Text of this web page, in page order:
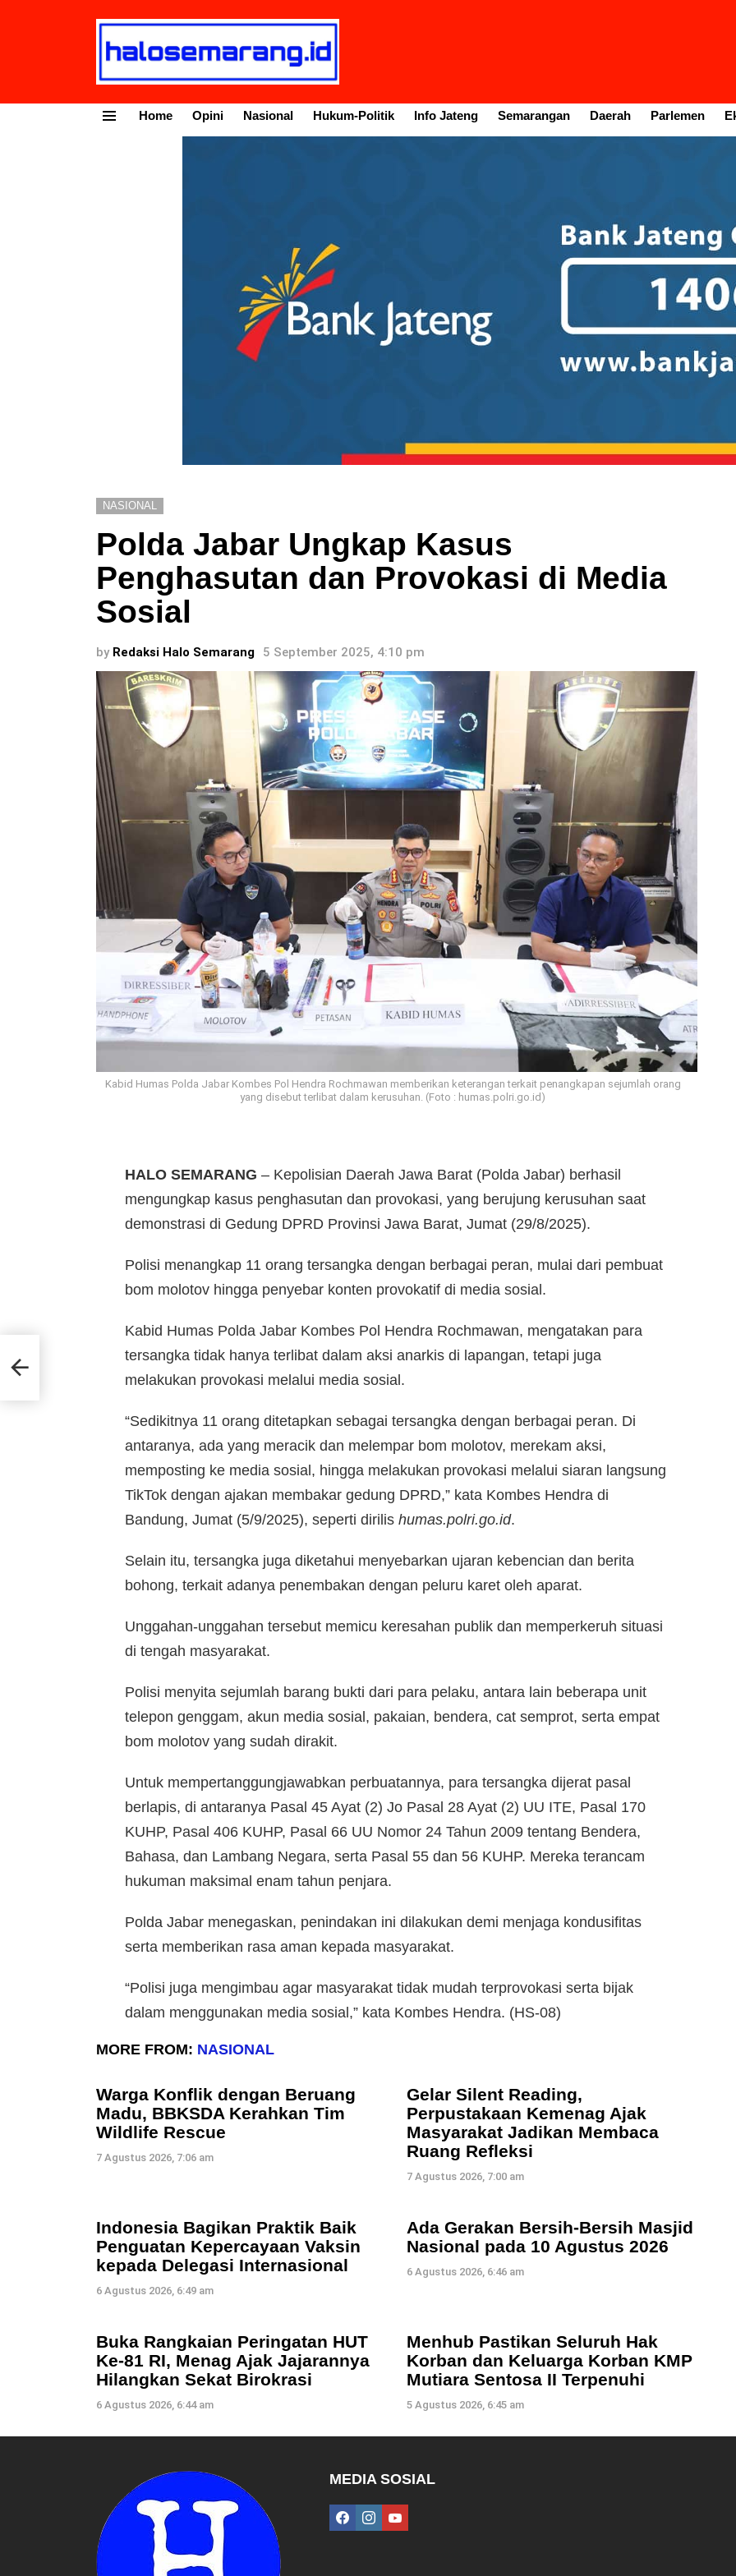
Home Opini Nasional Hukum-Politik Info Jateng Semarangan Daerah Parlemen
NASIONAL
Polda Jabar Ungkap Kasus
Penghasutan dan Provokasi di Media
Sosial
by Redaksi Halo Semarang 5 September 2025, 4:10 pm
Kabid Humas Polda Jabar Kombes Pol Hendra Rochmawan memberikan keterangan terkait penangkapan sejumlah orang
yang disebut terlibat dalam kerusuhan. (Foto : humas.polri.go.id)
HALO SEMARANG – Kepolisian Daerah Jawa Barat (Polda Jabar) berhasil
mengungkap kasus penghasutan dan provokasi, yang berujung kerusuhan saat
demonstrasi di Gedung DPRD Provinsi Jawa Barat, Jumat (29/8/2025).
Polisi menangkap 11 orang tersangka dengan berbagai peran, mulai dari pembuat
bom molotov hingga penyebar konten provokatif di media sosial.
Kabid Humas Polda Jabar Kombes Pol Hendra Rochmawan, mengatakan para
tersangka tidak hanya terlibat dalam aksi anarkis di lapangan, tetapi juga
melakukan provokasi melalui media sosial.
“Sedikitnya 11 orang ditetapkan sebagai tersangka dengan berbagai peran. Di
antaranya, ada yang meracik dan melempar bom molotov, merekam aksi,
memposting ke media sosial, hingga melakukan provokasi melalui siaran langsung
TikTok dengan ajakan membakar gedung DPRD,” kata Kombes Hendra di
Bandung, Jumat (5/9/2025), seperti dirilis humas.polri.go.id.
Selain itu, tersangka juga diketahui menyebarkan ujaran kebencian dan berita
bohong, terkait adanya penembakan dengan peluru karet oleh aparat.
Unggahan-unggahan tersebut memicu keresahan publik dan memperkeruh situasi
di tengah masyarakat.
Polisi menyita sejumlah barang bukti dari para pelaku, antara lain beberapa unit
telepon genggam, akun media sosial, pakaian, bendera, cat semprot, serta empat
bom molotov yang sudah dirakit.
Untuk mempertanggungjawabkan perbuatannya, para tersangka dijerat pasal
berlapis, di antaranya Pasal 45 Ayat (2) Jo Pasal 28 Ayat (2) UU ITE, Pasal 170
KUHP, Pasal 406 KUHP, Pasal 66 UU Nomor 24 Tahun 2009 tentang Bendera,
Bahasa, dan Lambang Negara, serta Pasal 55 dan 56 KUHP. Mereka terancam
hukuman maksimal enam tahun penjara.
Polda Jabar menegaskan, penindakan ini dilakukan demi menjaga kondusifitas
serta memberikan rasa aman kepada masyarakat.
“Polisi juga mengimbau agar masyarakat tidak mudah terprovokasi serta bijak
dalam menggunakan media sosial,” kata Kombes Hendra. (HS-08)
MORE FROM: NASIONAL
Warga Konflik dengan Beruang
Madu, BBKSDA Kerahkan Tim
Wildlife Rescue
7 Agustus 2026, 7:06 am
Gelar Silent Reading,
Perpustakaan Kemenag Ajak
Masyarakat Jadikan Membaca
Ruang Refleksi
7 Agustus 2026, 7:00 am
Indonesia Bagikan Praktik Baik
Penguatan Kepercayaan Vaksin
kepada Delegasi Internasional
6 Agustus 2026, 6:49 am
Ada Gerakan Bersih-Bersih Masjid
Nasional pada 10 Agustus 2026
6 Agustus 2026, 6:46 am
Buka Rangkaian Peringatan HUT
Ke-81 RI, Menag Ajak Jajarannya
Hilangkan Sekat Birokrasi
6 Agustus 2026, 6:44 am
Menhub Pastikan Seluruh Hak
Korban dan Keluarga Korban KMP
Mutiara Sentosa II Terpenuhi
5 Agustus 2026, 6:45 am
MEDIA SOSIAL
facebookinstagramyoutube